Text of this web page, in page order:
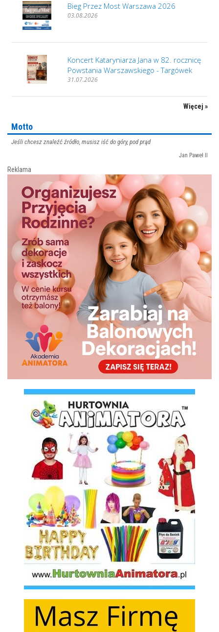
Bieg Przez Most Warszawa 2026
03.08.2026
Koncert Kataryniarza Jana w 82. rocznicę
Powstania Warszawskiego - Targówek
31.07.2026
Więcej »
Motto
Jeśli chcesz znaleźć źródło, musisz iść do góry, pod prąd
Jan Paweł II
Reklama